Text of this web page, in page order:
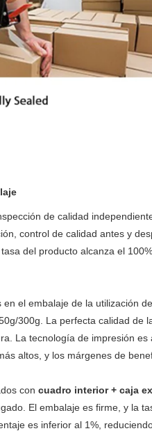
de calidad
control de calidad antes y
del producto alcanza el
el embalaje de la utilización
300g. La perfecta calidad
La tecnología de impresión
altos, y los márgenes de
con cuadro interior + caja
El embalaje es firme, y la
es inferior al 1%,